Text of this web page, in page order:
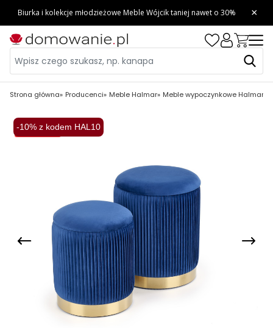
Strona główna Producenci Meble Halmar Meble wypoczynkowe Halmar
-10% z kodem HAL10
Wysyłka 48H